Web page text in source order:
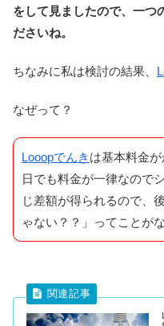
をして見ましたので、一つ
ださいね。
ちなみに私は検討の結果、
なぜって？
Looopでんき は基本料金
日でも料金が一律なので
じ差額が得られるので、
ゃない？？」ってことが